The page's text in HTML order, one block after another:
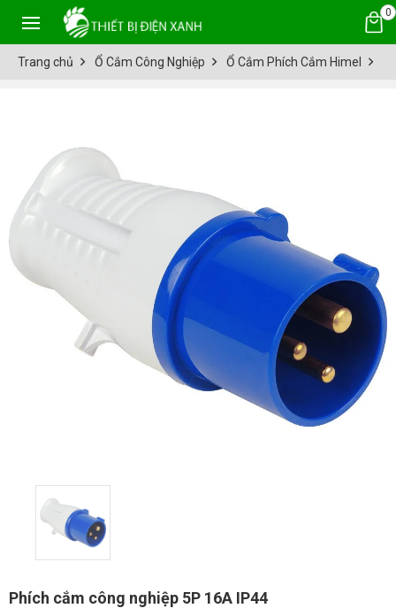
0
Trang chủ Ổ Cắm Công Nghiệp Ổ Cắm Phích Cắm Himel
Phích cắm công nghiệp 5P 16A IP44